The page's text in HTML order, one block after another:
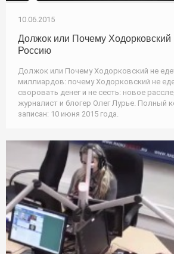
10.06.2015
Должок или Почему Ходорковский
Россию
Должок или Почему Ходорковский не
миллиардов: почему Ходорковский не
своровать денег и не сесть: новое
журналист и блогер Олег Лурье. Полный
записан: 10 июня 2015 года.